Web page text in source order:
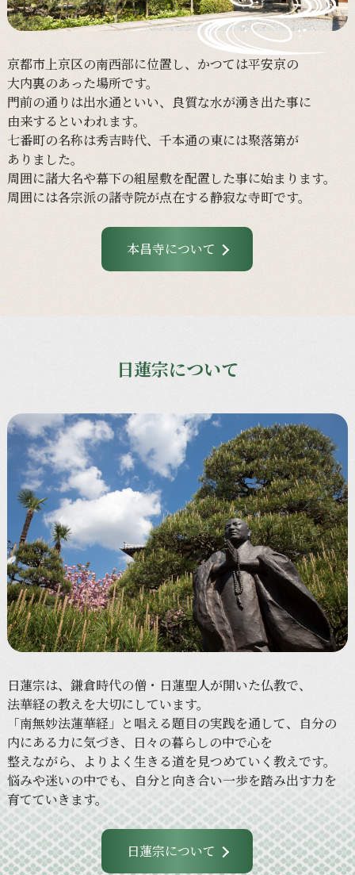
京都市上京区の南西部に位置し、 かつては平安京の
大内裏のあった場所です。
門前の通りは出水通といい、 良質な水が湧き出た事に
由来するといわれます。
七番町の名称は秀吉時代、 千本通の東には聚落第が
ありました。
周囲に諸大名や幕下の組屋敷を配置した事に始まります。
周囲には各宗派の諸寺院が点在する静寂な寺町です。
本昌寺について
日蓮宗について
日蓮宗は、 鎌倉時代の僧・日蓮聖人が開いた仏教で、
法華経の教えを大切にしています。
「南無妙法蓮華経」と唱える題目の実践を通して、
自分の
内にある力に気づき、 日々の暮らしの中で心を
整えながら、
より よく 生きる道を見つめていく 教えです。
悩みや迷いの中でも、 自分と向き合い一歩を踏み出す力を
育てていきます。
日蓮宗について